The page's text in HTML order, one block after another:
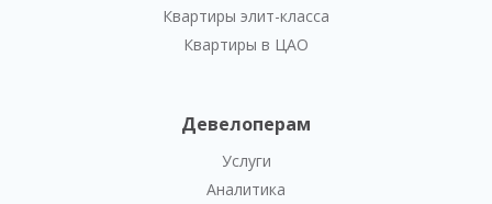
Квартиры элит-класса
Квартиры в ЦАО
Девелоперам
Услуги
Аналитика